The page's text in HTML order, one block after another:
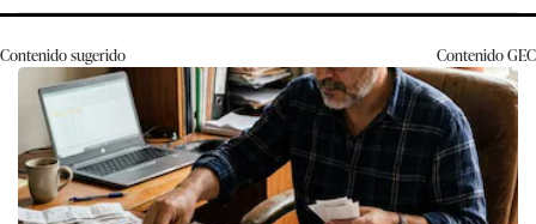
Contenido sugerido ContenidoGEC